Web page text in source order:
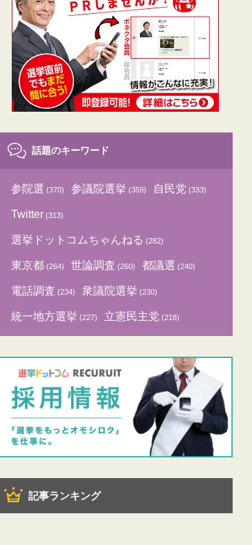
話題のキーワード
参院選 (370) 参議院選挙 (359) 自民党 (333)
Twitter (313)
選挙ドットコムちゃんねる (282)
東京都 (264) 世論調査 (260) 都議選 (240)
電話調査 (234) 衆議院選挙 (230)
統一地方選挙 (227) 立憲民主党 (218)
記事ランキング